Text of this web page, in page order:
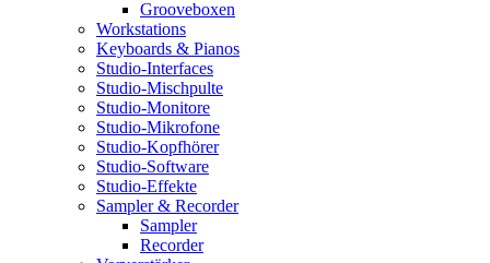
Grooveboxen
Workstations
Keyboards & Pianos
Studio-Interfaces
Studio-Mischpulte
Studio-Monitore
Studio-Mikrofone
Studio-Kopfhörer
Studio-Software
Studio-Effekte
Sampler & Recorder
Sampler
Recorder